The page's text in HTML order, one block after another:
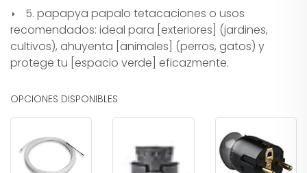
5. papapya papalo tetacaciones o usos
recomendados: ideal para [exteriores] (jardines,
cultivos), ahuyenta [animales] (perros, gatos) y
protege tu [espacio verde] eficazmente.
OPCIONES DISPONIBLES